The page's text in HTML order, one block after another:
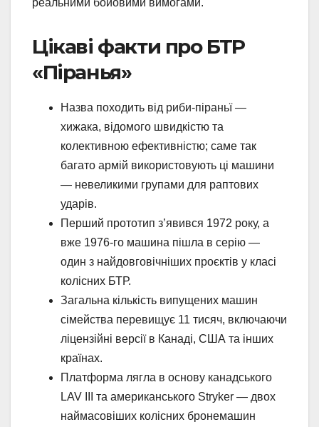
Цікаві факти про БТР
«Піранья»
Назва походить від риби-піраньї —
хижака, відомого швидкістю та
колективною ефективністю; саме так
багато армій використовують ці машини
— невеликими групами для раптових
ударів.
Перший прототип з’явився 1972 року, а
вже 1976-го машина пішла в серію —
один з найдовговічніших проєктів у класі
колісних БТР.
Загальна кількість випущених машин
сімейства перевищує 11 тисяч, включаючи
ліцензійні версії в Канаді, США та інших
країнах.
Платформа лягла в основу канадського
LAV III та американського Stryker — двох
наймасовіших колісних бронемашин